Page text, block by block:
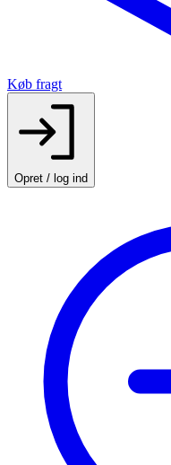
Køb fragt
Opret / log ind